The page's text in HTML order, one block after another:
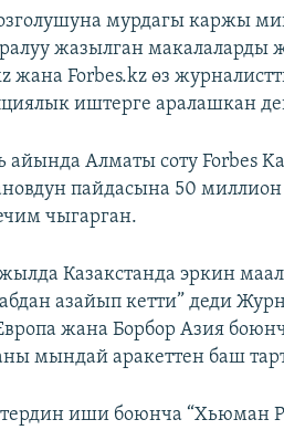
мурдагы каржы
жазылган макалаларды
жана Forbes.kz өз
иштерге аралашкан
Алматы соту Forbes
пайдасына 50 миллион
чыгарган.
Казакстанда эркин
азайып кетти” деди
жана Борбор Азия
мындай аракеттен баш
иши боюнча “Хьюман